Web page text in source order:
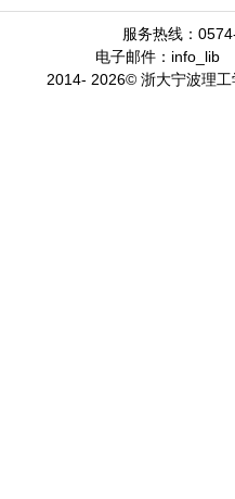
服务热线：
电子邮件：info_lib
2014- 2026© 浙大宁波理工